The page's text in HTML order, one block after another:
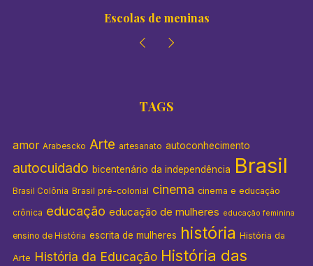
Colégios de meninas
TAGS
amor Arabescko Arte artesanato autoconhecimento
autocuidado bicentenário da independência Brasil
Brasil Colônia Brasil pré-colonial cinema cinema e educação
crônica educação educação de mulheres educação feminina
ensino de História escrita de mulheres história História da
Arte História da Educação História das